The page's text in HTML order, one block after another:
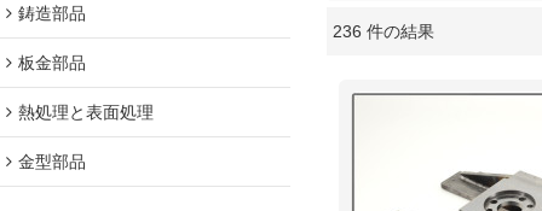
鋳造部品
板金部品
熱処理と表面処理
金型部品
236 件の結果
ショーケース